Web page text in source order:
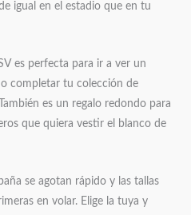
igual en el estadio que en tu
es perfecta para ir a ver un
completar tu colección de
es un regalo redondo para
que quiera vestir el blanco de
se agotan rápido y las tallas
en volar. Elige la tuya y